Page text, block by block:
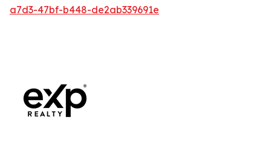
a7d3-47bf-b448-de2ab339691e